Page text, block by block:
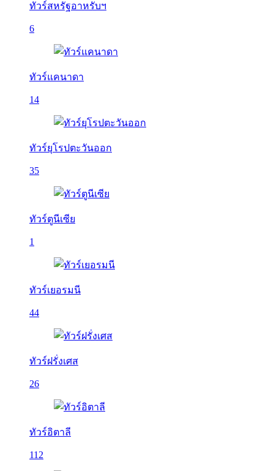
ทัวร์สหรัฐอาหรับฯ
6
ทัวร์แคนาดา
14
ทัวร์ยุโรปตะวันออก
35
ทัวร์ตูนีเซีย
1
ทัวร์เยอรมนี
44
ทัวร์ฝรั่งเศส
26
ทัวร์อิตาลี
112